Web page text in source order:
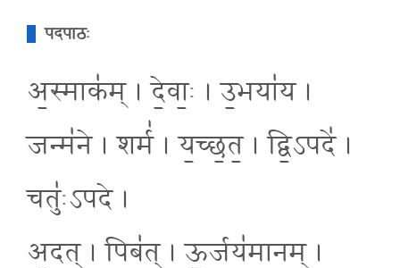
पदपाठः
अ॒स्माक॑म् । दे॒वाः॒ । उ॒भया॑य ।
जन्म॑ने । शर्म॑ । य॒च्छ॒त॒ । द्वि॒ऽपदे॑ ।
चतुः॑ऽपदे ।
अ॒दत् । पिब॑त् । ऊ॒र्जय॑मानम् ।